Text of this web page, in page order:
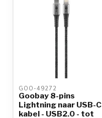
GOO-49272
Goobay 8-pins
Lightning naar USB-C
kabel - USB2.0 - tot